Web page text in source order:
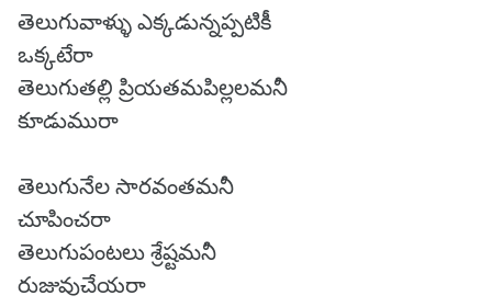
తెలుగువాళ్ళు ఎక్కడున్నప్పటికీ
ఒక్కటేరా
తెలుగుతల్లి ప్రియతమపిల్లలమనీ
కూడుమురా
తెలుగునేల సారవంతమనీ
చూపించరా
తెలుగుపంటలు శ్రేష్టమనీ
రుజువుచేయరా